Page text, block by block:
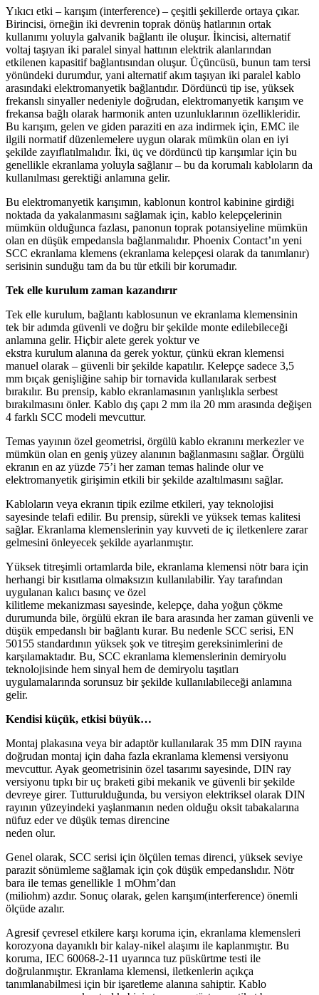
Yıkıcı etki – karışım (interference) – çeşitli şekillerde ortaya çıkar.
Birincisi, örneğin iki devrenin toprak dönüş hatlarının ortak
kullanımı yoluyla galvanik bağlantı ile oluşur. İkincisi, alternatif
voltaj taşıyan iki paralel sinyal hattının elektrik alanlarından
etkilenen kapasitif bağlantısından oluşur. Üçüncüsü, bunun tam tersi
yönündeki durumdur, yani alternatif akım taşıyan iki paralel kablo
arasındaki elektromanyetik bağlantıdır. Dördüncü tip ise, yüksek
frekanslı sinyaller nedeniyle doğrudan, elektromanyetik karışım ve
frekansa bağlı olarak harmonik anten uzunluklarının özellikleridir.
Bu karışım, gelen ve giden paraziti en aza indirmek için, EMC ile
ilgili normatif düzenlemelere uygun olarak mümkün olan en iyi
şekilde zayıflatılmalıdır. İki, üç ve dördüncü tip karışımlar için bu
genellikle ekranlama yoluyla sağlanır – bu da korumalı kabloların da
kullanılması gerektiği anlamına gelir.
Bu elektromanyetik karışımın, kablonun kontrol kabinine girdiği
noktada da yakalanmasını sağlamak için, kablo kelepçelerinin
mümkün olduğunca fazlası, panonun toprak potansiyeline mümkün
olan en düşük empedansla bağlanmalıdır. Phoenix Contact’ın yeni
SCC ekranlama klemens (ekranlama kelepçesi olarak da tanımlanır)
serisinin sunduğu tam da bu tür etkili bir korumadır.
Tek elle kurulum zaman kazandırır
Tek elle kurulum, bağlantı kablosunun ve ekranlama klemensinin
tek bir adımda güvenli ve doğru bir şekilde monte edilebileceği
anlamına gelir. Hiçbir alete gerek yoktur ve
ekstra kurulum alanına da gerek yoktur, çünkü ekran klemensi
manuel olarak – güvenli bir şekilde kapatılır. Kelepçe sadece 3,5
mm bıçak genişliğine sahip bir tornavida kullanılarak serbest
bırakılır. Bu prensip, kablo ekranlamasının yanlışlıkla serbest
bırakılmasını önler. Kablo dış çapı 2 mm ila 20 mm arasında değişen
4 farklı SCC modeli mevcuttur.
Temas yayının özel geometrisi, örgülü kablo ekranını merkezler ve
mümkün olan en geniş yüzey alanının bağlanmasını sağlar. Örgülü
ekranın en az yüzde 75’i her zaman temas halinde olur ve
elektromanyetik girişimin etkili bir şekilde azaltılmasını sağlar.
Kabloların veya ekranın tipik ezilme etkileri, yay teknolojisi
sayesinde telafi edilir. Bu prensip, sürekli ve yüksek temas kalitesi
sağlar. Ekranlama klemenslerinin yay kuvveti de iç iletkenlere zarar
gelmesini önleyecek şekilde ayarlanmıştır.
Yüksek titreşimli ortamlarda bile, ekranlama klemensi nötr bara için
herhangi bir kısıtlama olmaksızın kullanılabilir. Yay tarafından
uygulanan kalıcı basınç ve özel
kilitleme mekanizması sayesinde, kelepçe, daha yoğun çökme
durumunda bile, örgülü ekran ile bara arasında her zaman güvenli ve
düşük empedanslı bir bağlantı kurar. Bu nedenle SCC serisi, EN
50155 standardının yüksek şok ve titreşim gereksinimlerini de
karşılamaktadır. Bu, SCC ekranlama klemenslerinin demiryolu
teknolojisinde hem sinyal hem de demiryolu taşıtları
uygulamalarında sorunsuz bir şekilde kullanılabileceği anlamına
gelir.
Kendisi küçük, etkisi büyük…
Montaj plakasına veya bir adaptör kullanılarak 35 mm DIN rayına
doğrudan montaj için daha fazla ekranlama klemensi versiyonu
mevcuttur. Ayak geometrisinin özel tasarımı sayesinde, DIN ray
versiyonu tıpkı bir uç braketi gibi mekanik ve güvenli bir şekilde
devreye girer. Tutturulduğunda, bu versiyon elektriksel olarak DIN
rayının yüzeyindeki yaşlanmanın neden olduğu oksit tabakalarına
nüfuz eder ve düşük temas direncine
neden olur.
Genel olarak, SCC serisi için ölçülen temas direnci, yüksek seviye
parazit sönümleme sağlamak için çok düşük empedanslıdır. Nötr
bara ile temas genellikle 1 mOhm’dan
(miliohm) azdır. Sonuç olarak, gelen karışım(interference) önemli
ölçüde azalır.
Agresif çevresel etkilere karşı koruma için, ekranlama klemensleri
korozyona dayanıklı bir kalay-nikel alaşımı ile kaplanmıştır. Bu
koruma, IEC 60068-2-11 uyarınca tuz püskürtme testi ile
doğrulanmıştır. Ekranlama klemensi, iletkenlerin açıkça
tanımlanabilmesi için bir işaretleme alanına sahiptir. Kablo